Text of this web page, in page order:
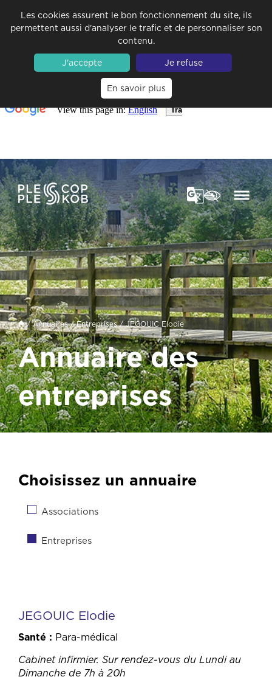
Les cookies assurent le bon fonctionnement du site, ils
permettent aussi d'analyser le trafic et de personnaliser son
contenu.
J'accepte
Je refuse
En savoir plus
/Annuaires/Entreprises/ JEGOUIC Elodie
Annuaire des
entreprises
Choisissez un annuaire
Associations
Entreprises
JEGOUIC Elodie
Santé
Para-médical
Cabinet infirmier. Sur rendez-vous du Lundi au
Dimanche de 7h à 20h